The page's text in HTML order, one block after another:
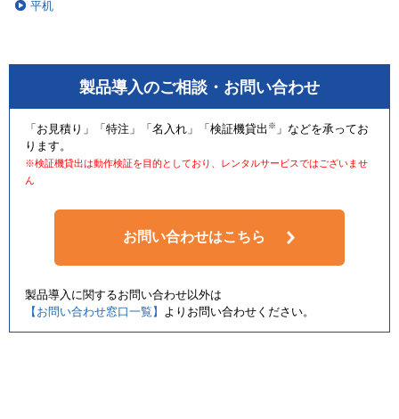
平机
製品導入のご相談・お問い合わせ
「お見積り」「特注」「名入れ」「検証機貸出 ※ 」などを承ってお
ります。
※検証機貸出は動作検証を目的としており、レンタルサービスではございませ
ん
お問い合わせはこちら
製品導入に関するお問い合わせ以外は
【お問い合わせ窓口一覧】 よりお問い合わせください。